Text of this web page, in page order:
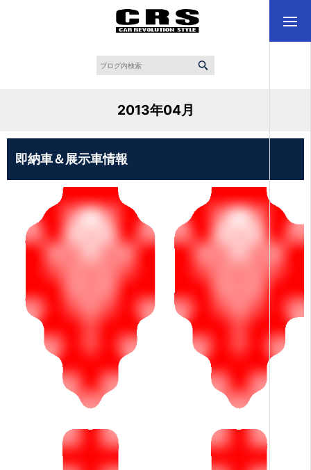
2013年04月
即納車＆展示車情報